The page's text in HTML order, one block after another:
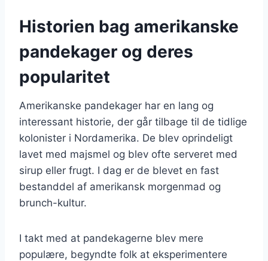
Historien bag amerikanske
pandekager og deres
popularitet
Amerikanske pandekager har en lang og
interessant historie, der går tilbage til de tidlige
kolonister i Nordamerika. De blev oprindeligt
lavet med majsmel og blev ofte serveret med
sirup eller frugt. I dag er de blevet en fast
bestanddel af amerikansk morgenmad og
brunch-kultur.
I takt med at pandekagerne blev mere
populære, begyndte folk at eksperimentere